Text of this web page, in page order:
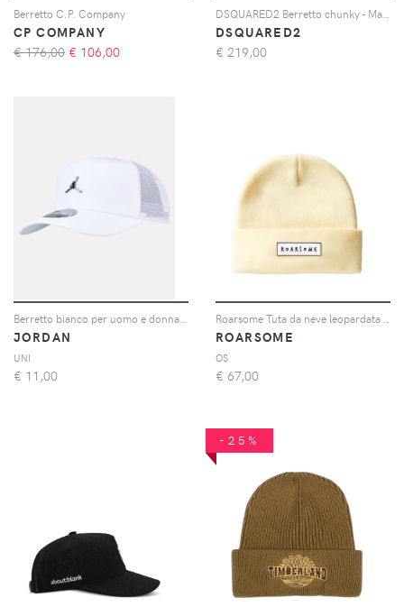
Berretto C.P. Company
CP COMPANY
€ 176,00 € 106,00
DSQUARED2
€ 219,00
JORDAN
UNI
€ 11,00
ROARSOME
OS
€ 67,00
-25%